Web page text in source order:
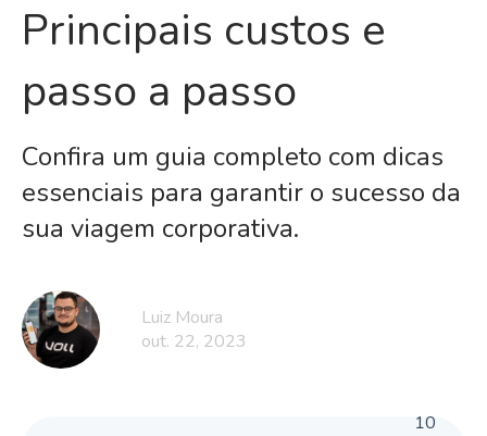
Principais custos e
passo a passo
Confira um guia completo com dicas
essenciais para garantir o sucesso da
sua viagem corporativa.
Luiz Moura
out. 22, 2023
10